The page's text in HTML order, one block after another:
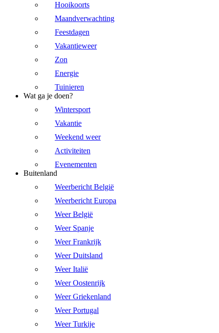
Hooikoorts
Maandverwachting
Feestdagen
Vakantieweer
Zon
Energie
Tuinieren
Wat ga je doen?
Wintersport
Vakantie
Weekend weer
Activiteiten
Evenementen
Buitenland
Weerbericht België
Weerbericht Europa
Weer België
Weer Spanje
Weer Frankrijk
Weer Duitsland
Weer Italië
Weer Oostenrijk
Weer Griekenland
Weer Portugal
Weer Turkije